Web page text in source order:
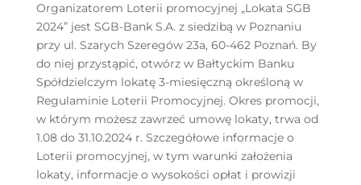
Organizatorem Loterii promocyjnej „Lokata SGB
2024” jest SGB-Bank S.A. z siedzibą w Poznaniu
przy ul. Szarych Szeregów 23a, 60-462 Poznań. By
do niej przystąpić, otwórz w Bałtyckim Banku
Spółdzielczym lokatę 3-miesięczną określoną w
Regulaminie Loterii Promocyjnej. Okres promocji,
w którym możesz zawrzeć umowę lokaty, trwa od
1.08 do 31.10.2024 r. Szczegółowe informacje o
Loterii promocyjnej, w tym warunki założenia
lokaty, informacje o wysokości opłat i prowizji